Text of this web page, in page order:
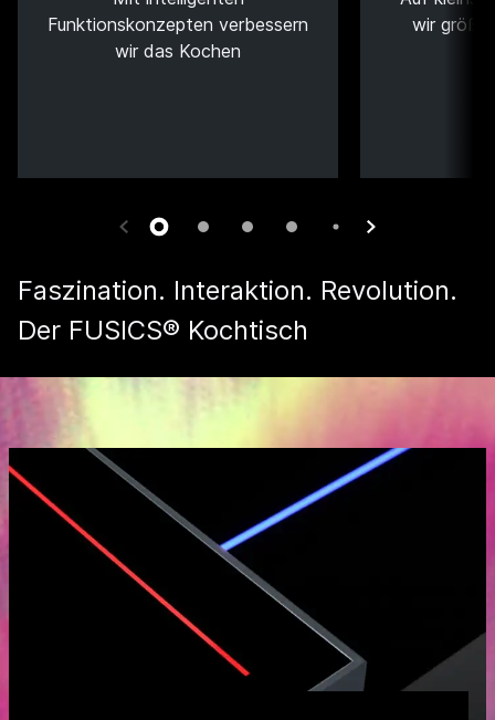
Funktionskonzepten verbessern
wir das Kochen
wir
Faszination. Interaktion. Revolution.
Der FUSICS® Kochtisch